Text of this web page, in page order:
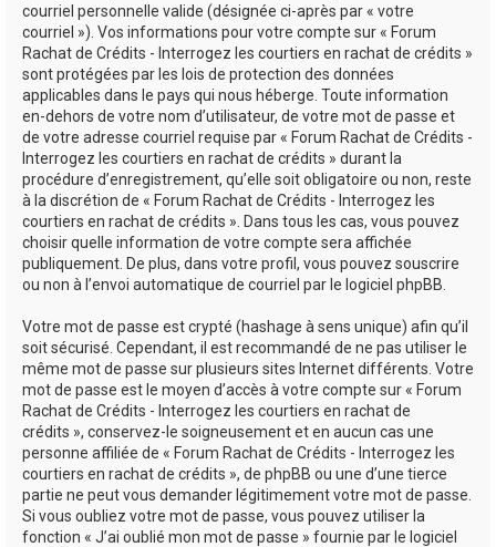
courriel personnelle valide (désignée ci-après par « votre
courriel »). Vos informations pour votre compte sur « Forum
Rachat de Crédits - Interrogez les courtiers en rachat de crédits »
sont protégées par les lois de protection des données
applicables dans le pays qui nous héberge. Toute information
en-dehors de votre nom d’utilisateur, de votre mot de passe et
de votre adresse courriel requise par « Forum Rachat de Crédits -
Interrogez les courtiers en rachat de crédits » durant la
procédure d’enregistrement, qu’elle soit obligatoire ou non, reste
à la discrétion de « Forum Rachat de Crédits - Interrogez les
courtiers en rachat de crédits ». Dans tous les cas, vous pouvez
choisir quelle information de votre compte sera affichée
publiquement. De plus, dans votre profil, vous pouvez souscrire
ou non à l’envoi automatique de courriel par le logiciel phpBB.
Votre mot de passe est crypté (hashage à sens unique) afin qu’il
soit sécurisé. Cependant, il est recommandé de ne pas utiliser le
même mot de passe sur plusieurs sites Internet différents. Votre
mot de passe est le moyen d’accès à votre compte sur « Forum
Rachat de Crédits - Interrogez les courtiers en rachat de
crédits », conservez-le soigneusement et en aucun cas une
personne affiliée de « Forum Rachat de Crédits - Interrogez les
courtiers en rachat de crédits », de phpBB ou une d’une tierce
partie ne peut vous demander légitimement votre mot de passe.
Si vous oubliez votre mot de passe, vous pouvez utiliser la
fonction « J’ai oublié mon mot de passe » fournie par le logiciel